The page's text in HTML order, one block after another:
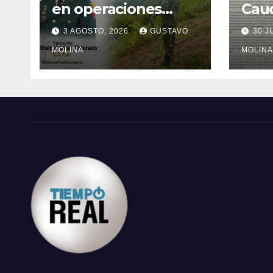
en operaciones
contra el ELN en el
sur del Cauca
3 AGOSTO, 2026 GUSTAVO
MOLINA
al
30
MOLINA